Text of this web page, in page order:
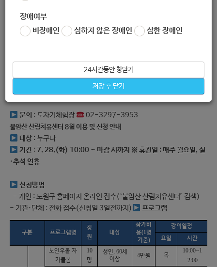
장애여부
비장애인
심하지 않은 장애인 심한 장애인
24시간동안 창닫기
저장 후 닫기
1회)
직장인반
5명 60천원 토 15:00
수시
일일체험(성인,초
10 명 15천원
문의 : 도자기체험장 02-3297-3953
불암산 산림치유센터 8월 이용 및 신청 안내
대상 : 누구나
기간:7. 28.(화) 10:00 ~ 마감 시까지 ※ 휴관일 : 매주 월요일, 설
·추석 연휴
신청방법
- 개인 : 노원구 홈페이지 온라인 접수(‘불암산 산림치유센터’ 검색)
- 기관·단체 : 전화 접수(신청일 3일전까지)
프로그램
구분 프로그램명
정
원
대상
참가비
용(1 명
기준)
강의일정
요일
시간
노인우울 자
기돌봄
10
명
성인 , 60세
이상
4만원 목
10:00~1
2:00